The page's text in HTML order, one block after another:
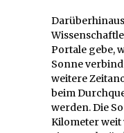
Portale gebe,
Sonne
weitere
beim
werden. Die
Kilometer weit